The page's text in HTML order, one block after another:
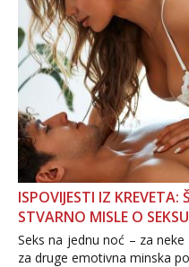
ISPOVIJESTI IZ KREVETA:
STVARNO MISLE O
Seks na jednu noć – za
za druge emotivna minska